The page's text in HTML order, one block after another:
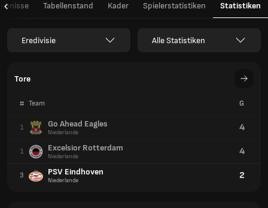
Tabellenstand Kader Spielerstatistiken Statistiken
Eredivisie Alle Statistiken
Tore
# Team G
1 Go Ahead Eagles
Niederlande 4
1 Excelsior Rotterdam
Niederlande 4
3 PSV Eindhoven
Niederlande 2